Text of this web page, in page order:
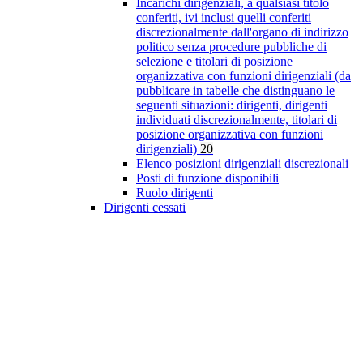
Incarichi dirigenziali, a qualsiasi titolo
conferiti, ivi inclusi quelli conferiti
discrezionalmente dall'organo di indirizzo
politico senza procedure pubbliche di
selezione e titolari di posizione
organizzativa con funzioni dirigenziali (da
pubblicare in tabelle che distinguano le
seguenti situazioni: dirigenti, dirigenti
individuati discrezionalmente, titolari di
posizione organizzativa con funzioni
dirigenziali) 20
Elenco posizioni dirigenziali discrezionali
Posti di funzione disponibili
Ruolo dirigenti
Dirigenti cessati